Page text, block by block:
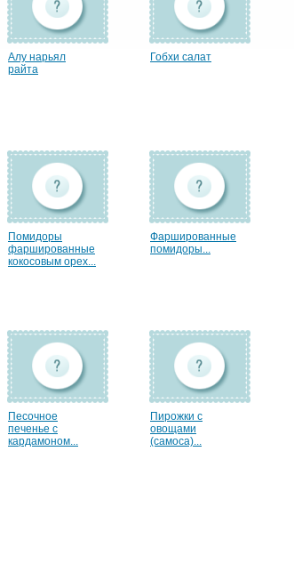
Алу нарьял
райта
Гобхи салат
Помидоры
фаршированные
кокосовым орех...
Фаршированные
помидоры...
Песочное
печенье с
кардамоном...
Пирожки с
овощами
(самоса)...